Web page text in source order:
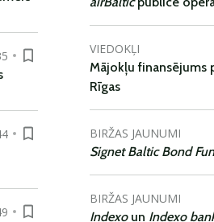
VIEDOKĻI
Mājokļu finansējums
Rīgas
BIRŽAS JAUNUMI
Signet Baltic Bond
BIRŽAS JAUNUMI
Indexoun Indexo